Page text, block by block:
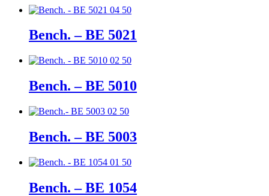
Bench. – BE 5021
Bench. – BE 5010
Bench. – BE 5003
Bench. – BE 1054